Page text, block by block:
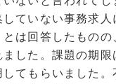
していない事務求
は回答したもの
した。課題の期
てもらいました